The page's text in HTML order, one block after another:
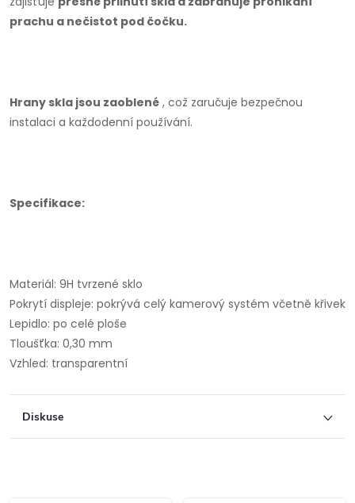
prachu a nečistot pod čočku.
Hrany skla jsou zaoblené , což zaručuje bezpečnou
instalaci a každodenní používání.
Specifikace:
Materiál: 9H tvrzené sklo
Pokrytí displeje: pokrývá celý kamerový systém včetně křivek
Lepidlo: po celé ploše
Tloušťka: 0,30 mm
Vzhled: transparentní
Diskuse